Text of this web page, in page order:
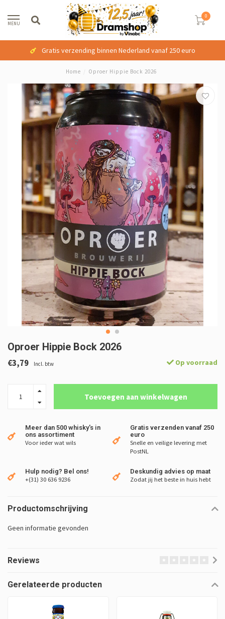
MENU
0
Gratis verzending binnen Nederland vanaf 250 euro
Home Oproer Hippie Bock 2026
Oproer Hippie Bock 2026
€3,79 Incl. btw Op voorraad
Toevoegen aan winkelwagen
Meer dan 500 whisky's in
ons assortiment
Voor ieder wat wils
Gratis verzenden vanaf 250
euro
Snelle en veilige levering met
PostNL
Hulp nodig? Bel ons!
+(31) 30 636 9236
Deskundig advies op maat
Zodat jij het beste in huis hebt
Productomschrijving
Geen informatie gevonden
Reviews
Gerelateerde producten